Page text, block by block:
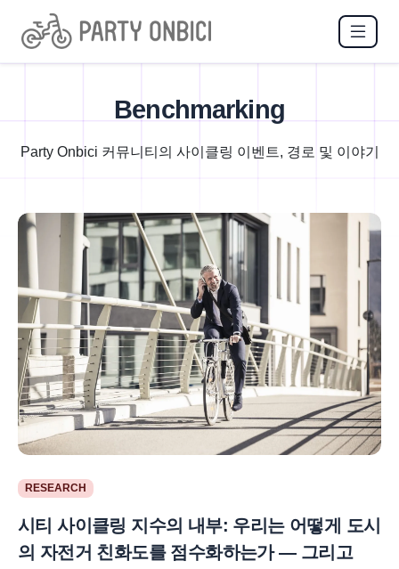
Benchmarking
Party Onbici 커뮤니티의 사이클링 이벤트, 경로 및 이야기
RESEARCH
시티 사이클링 지수의 내부: 우리는 어떻게 도시
의 자전거 친화도를 점수화하는가 — 그리고